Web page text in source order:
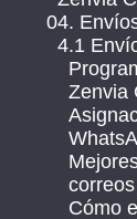
04.
4.1
Zenvia
Cómo